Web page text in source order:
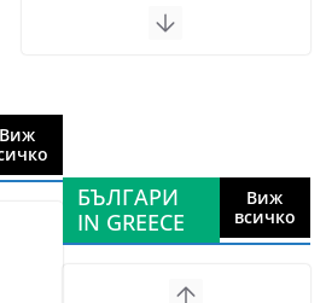
Виж
БЪЛГАРИ
IN GREECE
Виж
всичко